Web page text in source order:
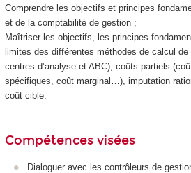
Comprendre les objectifs et principes
et de la comptabilité de gestion ;
Maîtriser les objectifs, les principes
limites des différentes méthodes de calcul
centres d’analyse et ABC), coûts partiels
spécifiques, coût marginal…), imputation
coût cible.
Compétences visées
Dialoguer avec les contrôleurs de